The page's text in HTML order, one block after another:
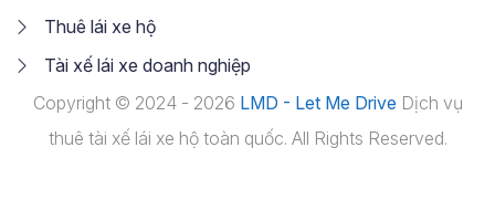
Thuê lái xe hộ
Tài xế lái xe doanh nghiệp
Copyright © 2024 - 2026 LMD - Let Me Drive Dịch vụ
thuê tài xế lái xe hộ toàn quốc. All Rights Reserved.